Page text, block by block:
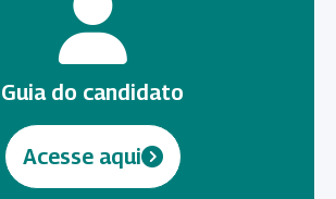
Guia do candidato
Acesse aqui